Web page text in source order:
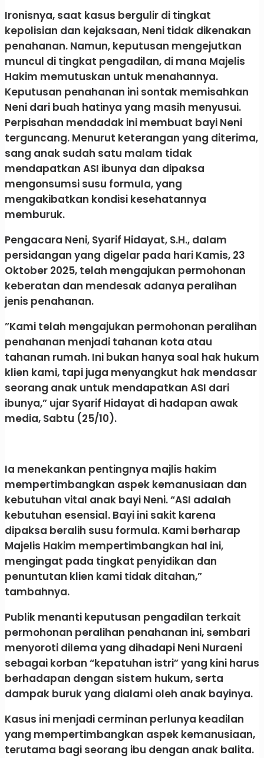
​Ironisnya, saat kasus bergulir di tingkat
kepolisian dan kejaksaan, Neni tidak dikenakan
penahanan. Namun, keputusan mengejutkan
muncul di tingkat pengadilan, di mana Majelis
Hakim memutuskan untuk menahannya.
​Keputusan penahanan ini sontak memisahkan
Neni dari buah hatinya yang masih menyusui.
Perpisahan mendadak ini membuat bayi Neni
terguncang. Menurut keterangan yang diterima,
sang anak sudah satu malam tidak
mendapatkan ASI ibunya dan dipaksa
mengonsumsi susu formula, yang
mengakibatkan kondisi kesehatannya
memburuk.
​Pengacara Neni, Syarif Hidayat, S.H., dalam
persidangan yang digelar pada hari Kamis, 23
Oktober 2025, telah mengajukan permohonan
keberatan dan mendesak adanya peralihan
jenis penahanan.
​”Kami telah mengajukan permohonan peralihan
penahanan menjadi tahanan kota atau
tahanan rumah. Ini bukan hanya soal hak hukum
klien kami, tapi juga menyangkut hak mendasar
seorang anak untuk mendapatkan ASI dari
ibunya,” ujar Syarif Hidayat di hadapan awak
media, Sabtu (25/10).
​Ia menekankan pentingnya majlis hakim
mempertimbangkan aspek kemanusiaan dan
kebutuhan vital anak bayi Neni. “ASI adalah
kebutuhan esensial. Bayi ini sakit karena
dipaksa beralih susu formula. Kami berharap
Majelis Hakim mempertimbangkan hal ini,
mengingat pada tingkat penyidikan dan
penuntutan klien kami tidak ditahan,”
tambahnya.
​Publik menanti keputusan pengadilan terkait
permohonan peralihan penahanan ini, sembari
menyoroti dilema yang dihadapi Neni Nuraeni
sebagai korban “kepatuhan istri” yang kini harus
berhadapan dengan sistem hukum, serta
dampak buruk yang dialami oleh anak bayinya.
Kasus ini menjadi cerminan perlunya keadilan
yang mempertimbangkan aspek kemanusiaan,
terutama bagi seorang ibu dengan anak balita.